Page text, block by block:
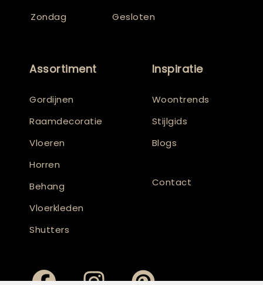
Zondag
Gesloten
Assortiment
Gordijnen
Raamdecoratie
Vloeren
Horren
Behang
Vloerkleden
Shutters
Inspiratie
Woontrends
Stijlgids
Blogs
Contact